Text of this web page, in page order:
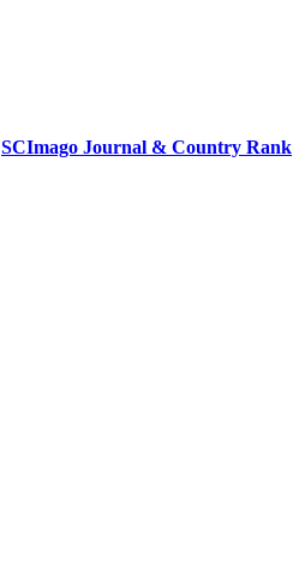
SCImago Journal & Country Rank